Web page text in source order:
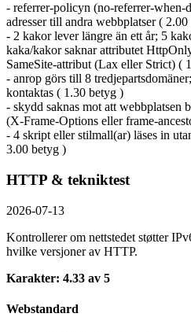
- referrer-policyn (no-referrer-when-
adresser till andra webbplatser (
- 2 kakor lever längre än ett år; 5
kaka/kakor saknar attributet
SameSite-attribut (Lax eller Strict) (
- anrop görs till 8
kontaktas ( 1.30 betyg )
- skydd saknas mot att webbplatsen
(X-Frame-Options eller frame-
- 4 skript eller stilmall(ar) läses in
3.00 betyg )
HTTP & tekniktest
2026-07-13
Kontrollerer om nettstedet støtter
hvilke versjoner av HTTP.
Karakter: 4.33 av 5
Webstandard